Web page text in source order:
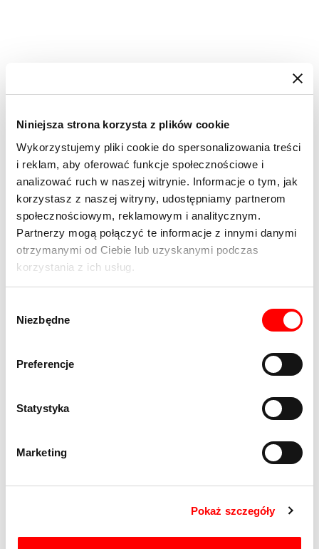
Niniejsza strona korzysta z plików cookie
Wykorzystujemy pliki cookie do spersonalizowania treści
i reklam, aby oferować funkcje społecznościowe i
analizować ruch w naszej witrynie. Informacje o tym, jak
korzystasz z naszej witryny, udostępniamy partnerom
społecznościowym, reklamowym i analitycznym.
Partnerzy mogą połączyć te informacje z innymi danymi
otrzymanymi od Ciebie lub uzyskanymi podczas
korzystania z ich usług.
zgody
Niezbędne
Preferencje
Statystyka
Marketing
Pokaż szczegóły